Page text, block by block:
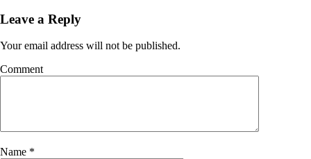
Leave a Reply
Your email address will not be published.
Comment
Name *